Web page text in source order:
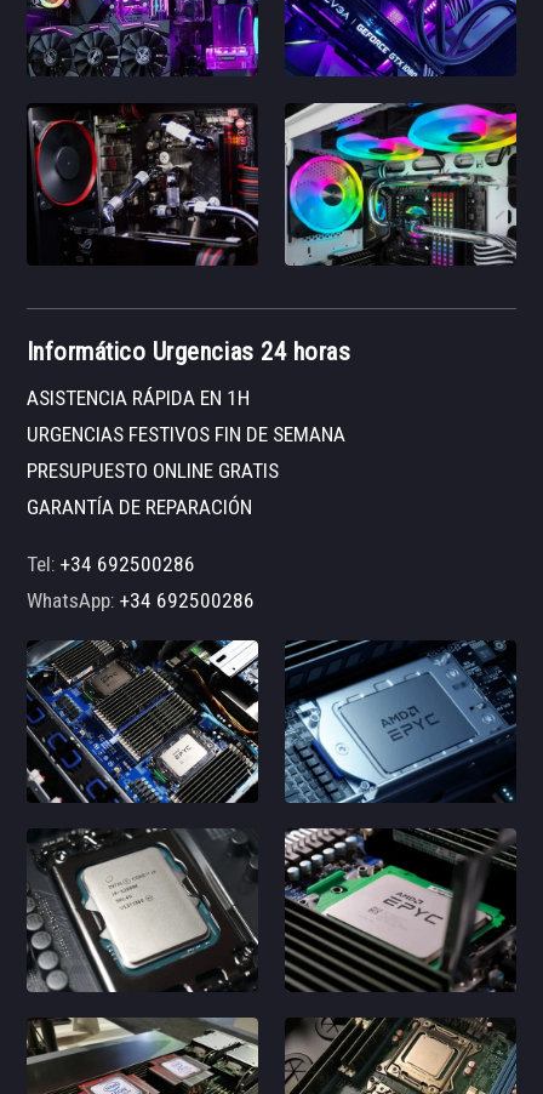
Informático Urgencias 24 horas
ASISTENCIA RÁPIDA EN 1H
URGENCIAS FESTIVOS FIN DE SEMANA
PRESUPUESTO ONLINE GRATIS
GARANTÍA DE REPARACIÓN
Tel:+34 692500286
WhatsApp:+34 692500286